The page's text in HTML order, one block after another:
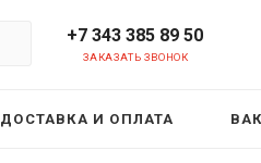
+7 343 385 89 50
ЗАКАЗАТЬ ЗВОНОК
ДОСТАВКА И ОПЛАТА